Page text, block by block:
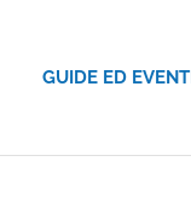
GUIDE ED